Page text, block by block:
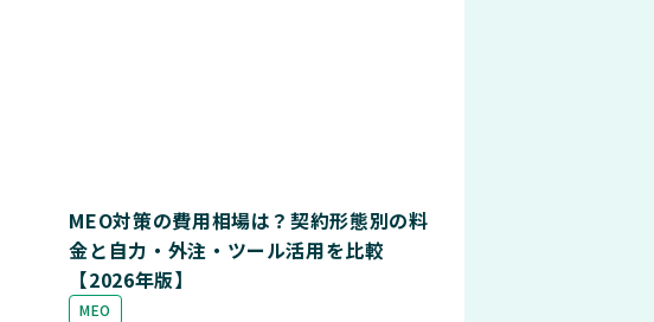
MEO対策の費用相場は？契約形態別の料
金と自力・外注・ツール活用を比較
【2026年版】
MEO